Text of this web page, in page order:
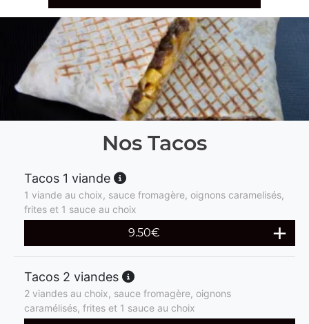
Nos Tacos
Tacos 1 viande
1 viande au choix, sauce fromagère, oignons caramelisés,
frites et 1 sauce au choix
9.50€
Tacos 2 viandes
2 viandes au choix, sauce fromagère, oignons
caramélisés, frites et 1 sauce au choix